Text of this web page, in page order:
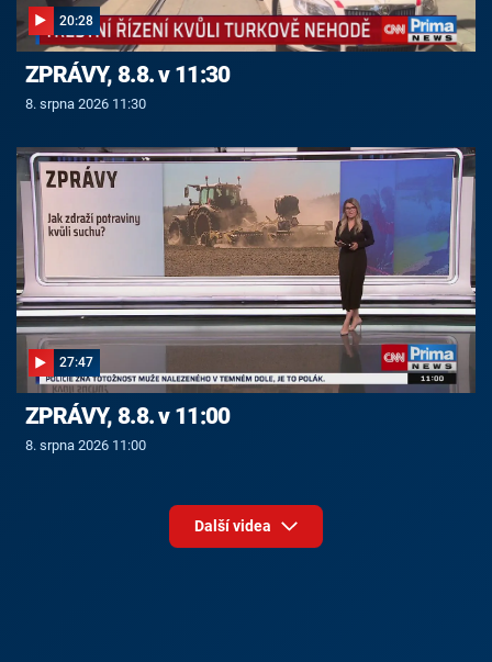
20:28
ZPRÁVY, 8.8. v 11:30
8. srpna 2026 11:30
27:47
ZPRÁVY, 8.8. v 11:00
8. srpna 2026 11:00
Další videa